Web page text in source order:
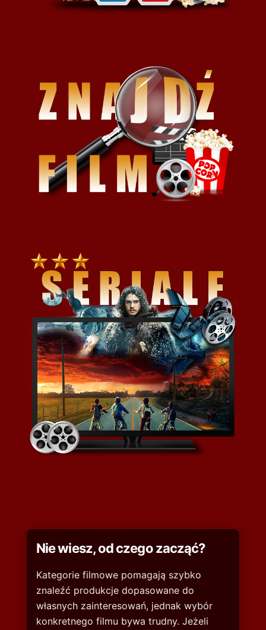
Nie wiesz, od czego zacząć?
Kategorie filmowe pomagają szybko
znaleźć produkcje dopasowane do
własnych zainteresowań, jednak wybór
konkretnego filmu bywa trudny. Jeżeli